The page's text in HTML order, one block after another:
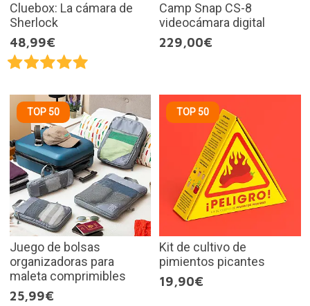
Cluebox: La cámara de
Sherlock
48,99€
Camp Snap CS-8
videocámara digital
229,00€
TOP 50
Juego de bolsas
organizadoras para
maleta comprimibles
25,99€
TOP 50
Kit de cultivo de
pimientos picantes
19,90€